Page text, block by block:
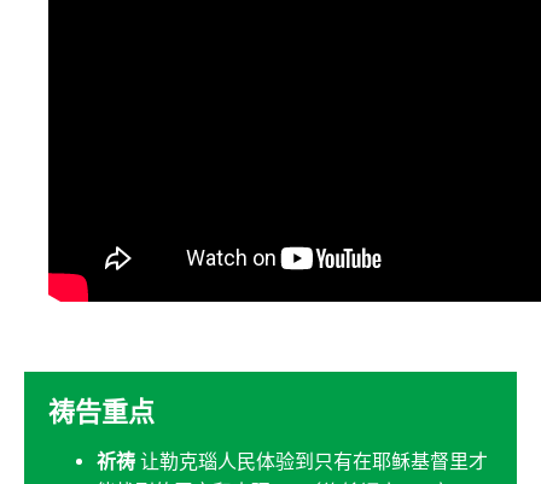
祷告重点
祈祷 让勒克瑙人民体验到只有在耶稣基督里才